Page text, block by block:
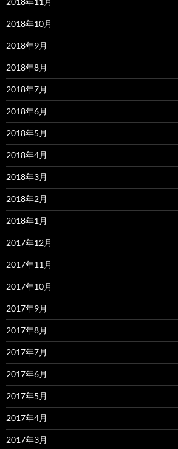
2018年10月
2018年9月
2018年8月
2018年7月
2018年6月
2018年5月
2018年4月
2018年3月
2018年2月
2018年1月
2017年12月
2017年11月
2017年10月
2017年9月
2017年8月
2017年7月
2017年6月
2017年5月
2017年4月
2017年3月